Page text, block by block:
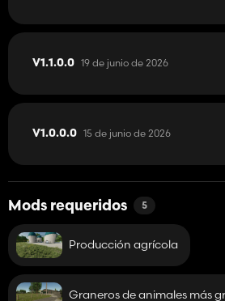
V1.1.0.0 19 de junio de 2026
V1.0.0.0 15 de junio de 2026
Mods requeridos 5
Producción agrícola
Graneros de animales más